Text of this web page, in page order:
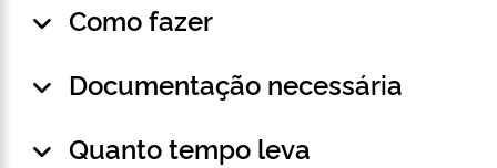
Como fazer
Documentação necessária
Quanto tempo leva